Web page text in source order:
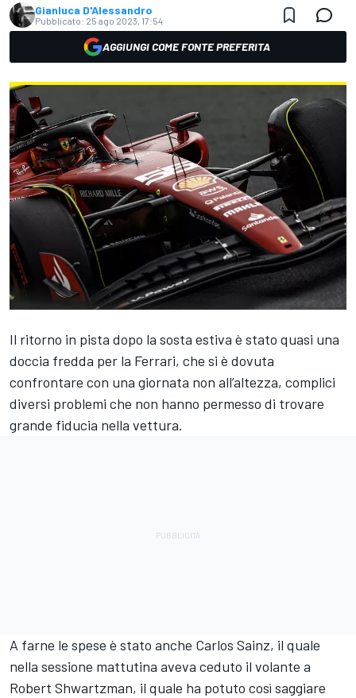
Gianluca D'Alessandro
Pubblicato: 25 ago 2023, 17:54
AGGIUNGI COME FONTE PREFERITA
Il ritorno in pista dopo la sosta estiva è stato quasi una
doccia fredda per la Ferrari, che si è dovuta
confrontare con una giornata non all’altezza, complici
diversi problemi che non hanno permesso di trovare
grande fiducia nella vettura.
A farne le spese è stato anche Carlos Sainz, il quale
nella sessione mattutina aveva ceduto il volante a
Robert Shwartzman, il quale ha potuto così saggiare